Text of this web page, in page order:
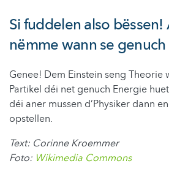
Si fuddelen also
nëmme wann se
Genee! Dem Einstein seng Theorie
Partikel déi net genuch Energie
déi aner mussen d’Physiker dann
opstellen.
Text: Corinne Kroemmer
Foto: Wikimedia Commons